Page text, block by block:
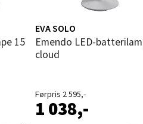
EVA SOLO
Emendo LED-batterilampe
cloud
Førpris 2 595,-
1 038,-